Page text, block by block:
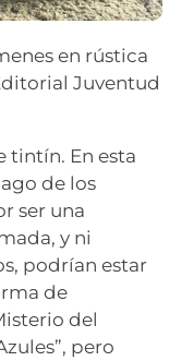
en rústica
Juventud
tintín. En esta
de los
ser una
y ni
podrían estar
de
del
pero